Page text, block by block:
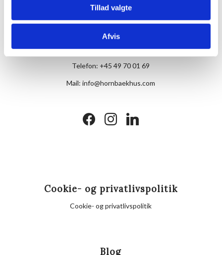
Tillad valgte
Afvis
Hotel Hornbækhus
Skovvej 7,
DK-3100 Hornbæk
Telefon: +45 49 70 01 69
Mail:info@hornbaekhus.com
facebookinstagramlinkedin
Cookie- og privatlivspolitik
Cookie- og privatlivspolitik
Blog